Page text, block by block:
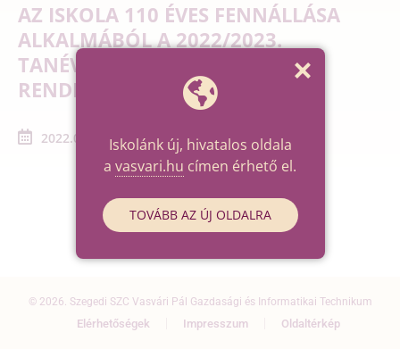
AZ ISKOLA 110 ÉVES FENNÁLLÁSA
ALKALMÁBÓL A 2022/2023.
TANÉVBEN MEGVALÓSULÓ
RENDEZVÉNYEK ELŐKÉSZÍTÉSE
2022.06.01. - 2022.06.30.
© 2026. Szegedi SZC Vasvári Pál Gazdasági és Informatikai Technikum
Elérhetőségek Impresszum Oldaltérkép
Iskolánk új, hivatalos oldala
a vasvari.hu címen érhető el.
TOVÁBB AZ ÚJ OLDALRA